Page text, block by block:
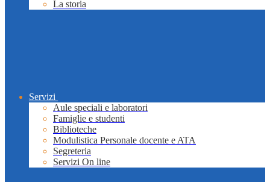
La storia
Servizi
Aule speciali e laboratori
Famiglie e studenti
Biblioteche
Modulistica Personale docente e ATA
Segreteria
Servizi On line